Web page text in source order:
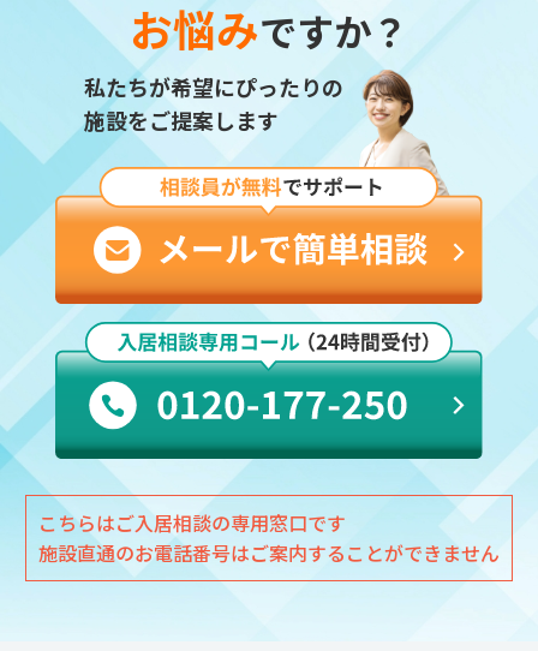
お悩みですか？
私たちが希望にぴったりの
施設をご提案します
こちらはご入居相談の専用窓口です
施設直通のお電話番号はご案内することができません